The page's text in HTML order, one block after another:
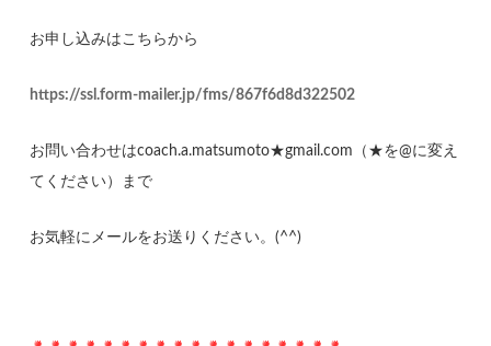
お申し込みはこちらから
https://ssl.form-mailer.jp/fms/867f6d8d322502
お問い合わせはcoach.a.matsumoto★gmail.com（★を@に変え
てください）まで
お気軽にメールをお送りください。(^^)